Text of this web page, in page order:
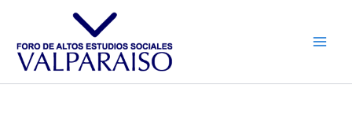
contenido